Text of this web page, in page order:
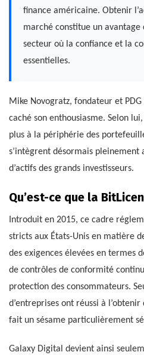
finance américaine. Obtenir
marché constitue un
secteur où la confiance et la
essentielles.
Mike Novogratz, fondateur et PDG
caché son enthousiasme. Selon
plus à la périphérie des
s’intègrent désormais pleinement
d’actifs des grands investisseurs.
Qu’est-ce que la
Introduit en 2015, ce cadre
stricts aux États-Unis en matière
des exigences élevées en termes
de contrôles de conformité
protection des consommateurs.
d’entreprises ont réussi à
fait un sésame particulièrement
Galaxy Digital devient ainsi